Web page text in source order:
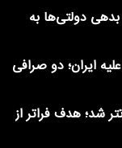
بدهی دولت در ۱۴۰۴؛ بدهی دولتی‌ها به
ایران؛ دو صرافی
شد؛ هدف فراتر از